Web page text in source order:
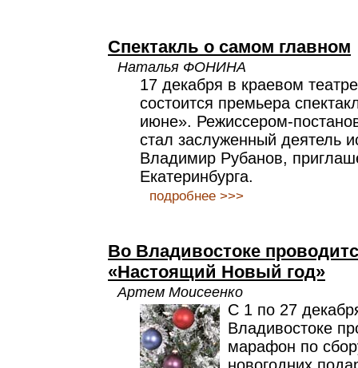
Спектакль о самом главном
Наталья ФОНИНА
17 декабря в краевом
состоится премьера
июне». Режиссером-
стал заслуженный деятель
Владимир Рубанов,
Екатеринбурга.
подробнее >>>
Во Владивостоке
«Настоящий Новый год»
Артем Моисеенко
С 1 по 27
Владивостоке
марафон по